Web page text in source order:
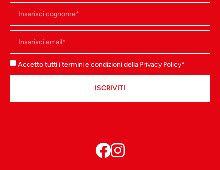
Accetto tutti i termini e condizioni della Privacy Policy*
ISCRIVITI